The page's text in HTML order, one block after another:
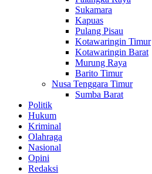
Sukamara
Kapuas
Pulang Pisau
Kotawaringin Timur
Kotawaringin Barat
Murung Raya
Barito Timur
Nusa Tenggara Timur
Sumba Barat
Politik
Hukum
Kriminal
Olahraga
Nasional
Opini
Redaksi